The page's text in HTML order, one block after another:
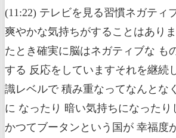
(11:22) テレビを見る習慣ネガティ
爽やかな気持ちがすることはあり
たとき確実に脳はネガティブな も
する 反応をしていますそれを継続
識レベルで 積み重なってなんとな
に なったり 暗い気持ちになったり
かつてブータンという国が 幸福度